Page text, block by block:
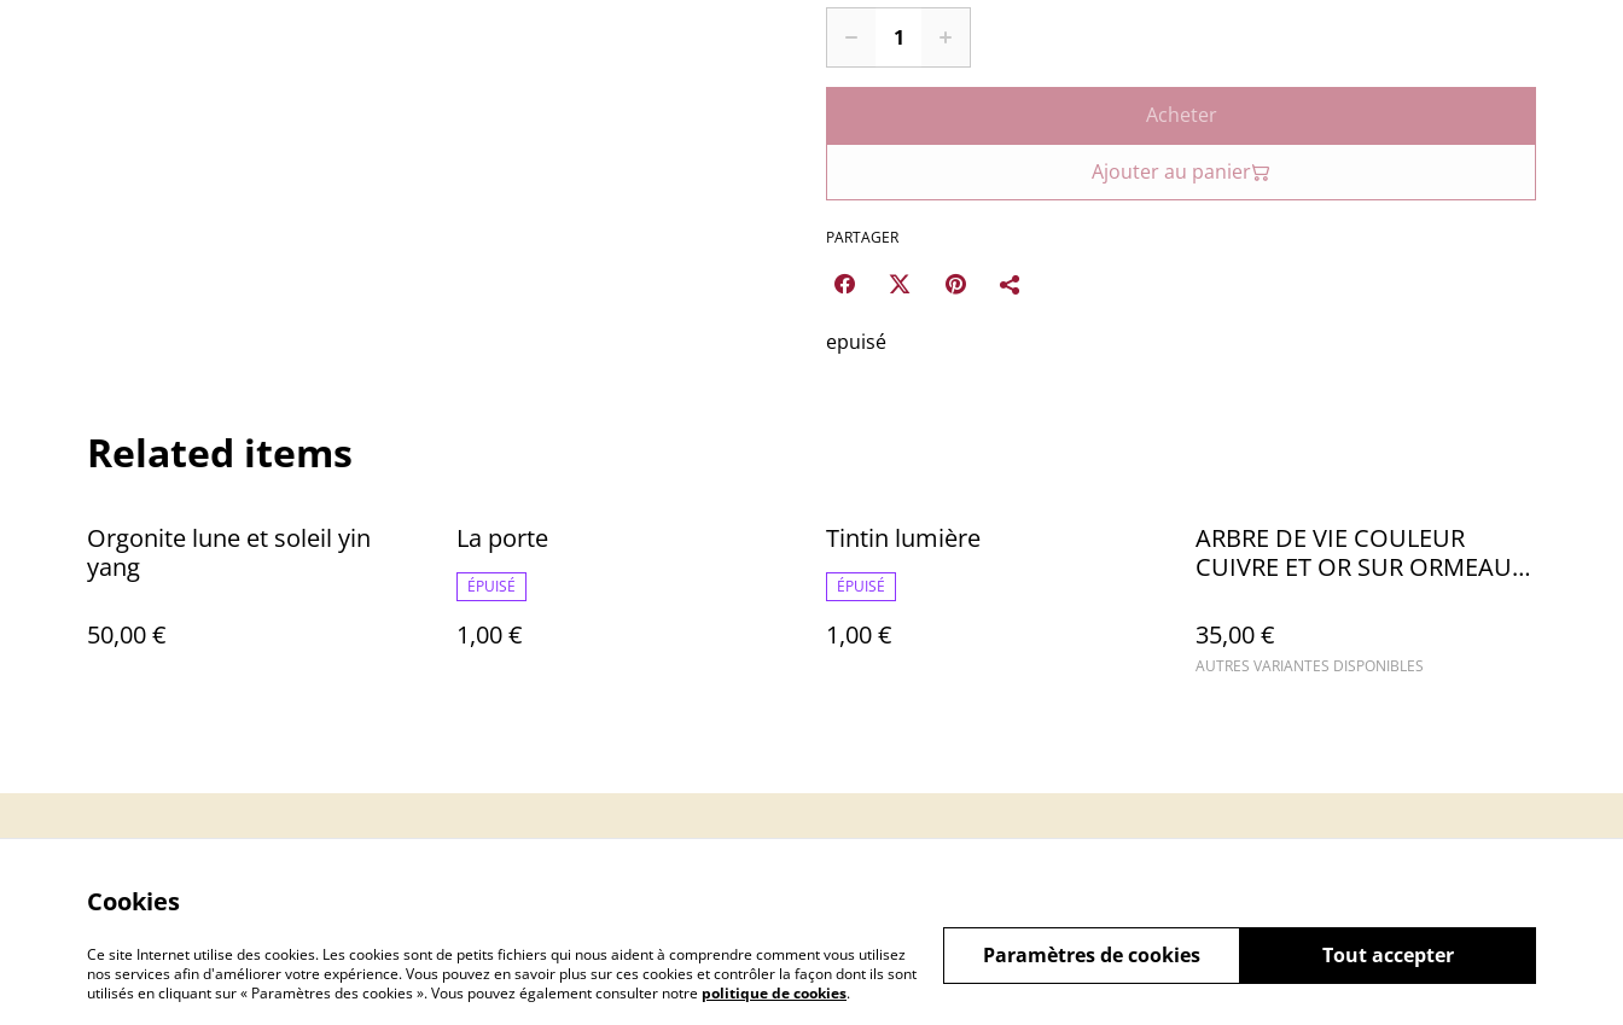
Acheter
Ajouter au panier
PARTAGER
epuisé
Related items
Orgonite lune et soleil yin
yang
50,00 €
La porte
ÉPUISÉ
1,00 €
Tintin lumière
ÉPUISÉ
1,00 €
ARBRE DE VIE COULEUR
CUIVRE ET OR SUR ORMEAUX
35,00 €
AUTRES VARIANTES DISPONIBLES
©2026 artpim.fr
Cookies
Ce site Internet utilise des cookies. Les cookies sont de petits fichiers qui nous aident à comprendre comment vous utilisez
nos services afin d'améliorer votre expérience. Vous pouvez en savoir plus sur ces cookies et contrôler la façon dont ils sont
utilisés en cliquant sur « Paramètres des cookies ». Vous pouvez également consulter notre politique de cookies.
Tout accepter
Paramètres de cookies